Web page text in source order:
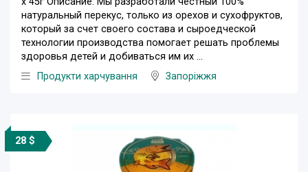
натуральный перекус, только из орехов и сухофруктов,
который за счет своего состава и сыроедческой
технологии производства помогает решать проблемы
здоровья детей и добиваться им их ...
Продукти харчування
Запоріжжя
28 $